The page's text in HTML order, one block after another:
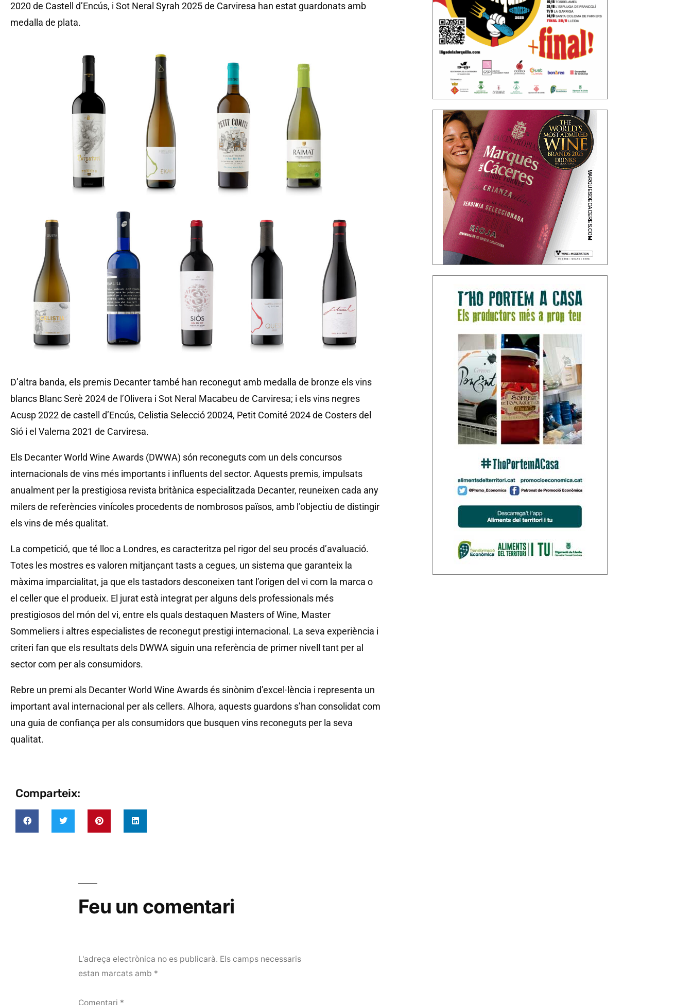
2020 de Castell d’Encús, i Sot Neral Syrah 2025 de Carviresa han estat guardonats amb
medalla de plata.
D’altra banda, els premis Decanter també han reconegut amb medalla de bronze els vins
blancs Blanc Serè 2024 de l’Olivera i Sot Neral Macabeu de Carviresa; i els vins negres
Acusp 2022 de castell d’Encús, Celistia Selecció 20024, Petit Comité 2024 de Costers del
Sió i el Valerna 2021 de Carviresa.
Els Decanter World Wine Awards (DWWA) són reconeguts com un dels concursos
internacionals de vins més importants i influents del sector. Aquests premis, impulsats
anualment per la prestigiosa revista britànica especialitzada Decanter, reuneixen cada any
milers de referències vinícoles procedents de nombrosos països, amb l’objectiu de distingir
els vins de més qualitat.
La competició, que té lloc a Londres, es caracteritza pel rigor del seu procés d’avaluació.
Totes les mostres es valoren mitjançant tasts a cegues, un sistema que garanteix la
màxima imparcialitat, ja que els tastadors desconeixen tant l’origen del vi com la marca o
el celler que el produeix. El jurat està integrat per alguns dels professionals més
prestigiosos del món del vi, entre els quals destaquen Masters of Wine, Master
Sommeliers i altres especialistes de reconegut prestigi internacional. La seva experiència i
criteri fan que els resultats dels DWWA siguin una referència de primer nivell tant per al
sector com per als consumidors.
Rebre un premi als Decanter World Wine Awards és sinònim d’excel·lència i representa un
important aval internacional per als cellers. Alhora, aquests guardons s’han consolidat com
una guia de confiança per als consumidors que busquen vins reconeguts per la seva
qualitat.
Comparteix:
Feu un comentari
L'adreça electrònica no es publicarà. Els camps necessaris
estan marcats amb *
Comentari *